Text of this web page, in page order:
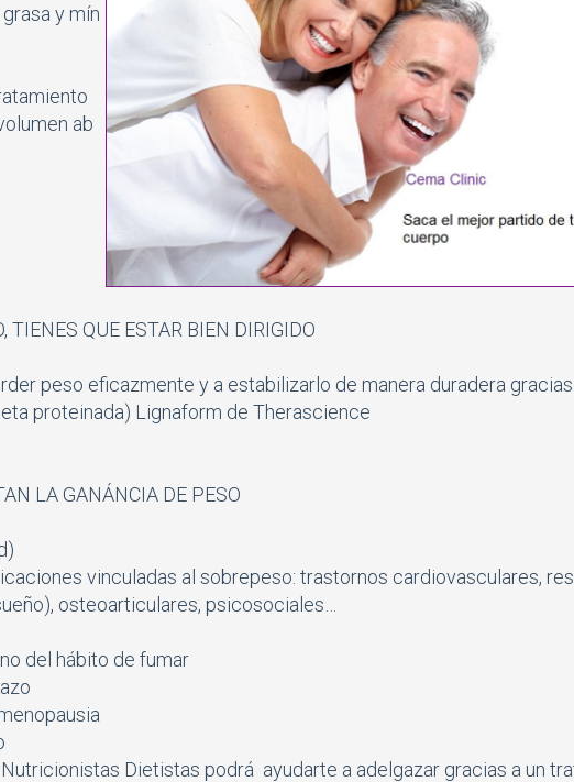
y mín
ab
TIENES QUE ESTAR BIEN DIRIGIDO
peso eficazmente y a estabilizarlo de manera duradera
proteinada) Lignaform de Therascience
LA GANÁNCIA DE PESO
vinculadas al sobrepeso: trastornos cardiovasculares,
osteoarticulares, psicosociales…
del hábito de fumar
Dietistas podrá ayudarte a adelgazar gracias a un